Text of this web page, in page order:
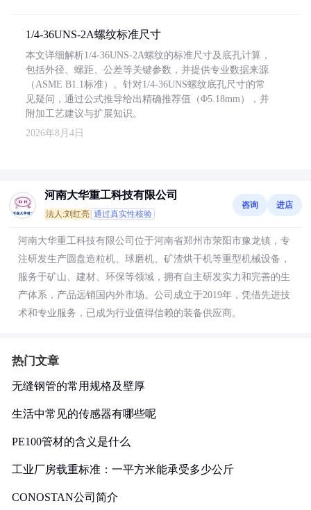
1/4-36UNS-2A螺纹标准尺寸
本文详细解析1/4-36UNS-2A螺纹的标准尺寸及底孔计算，
包括外径、螺距、公差等关键参数，并提供专业数据来源
（ASME B1.1标准）。针对1/4-36UNS螺纹底孔尺寸的常
见疑问，通过公式推导给出精确推荐值（Φ5.18mm），并
附加工艺建议与扩展知识。
2026年8月4日
河南大华重工科技有限公司
法人:刘红亮 通过真实性核验
咨询 进店
河南大华重工科技有限公司位于河南省郑州市荥阳市豫龙镇，专
注研发生产圆盘造粒机、球磨机、矿渣烘干机等重型机械设备，
服务于矿山、建材、环保等领域，拥有自主研发实力和完善的生
产体系，产品远销国内外市场。公司成立于2019年，凭借先进技
术和专业服务，已成为行业值得信赖的装备供应商。
热门文章
无缝钢管的常用规格及壁厚
生活中常见的传感器有哪些呢
PE100管材的含义是什么
工业厂房载重标准：一平方米能承受多少公斤
CONOSTAN公司简介